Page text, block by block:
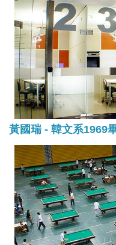
黃國瑞 - 韓文系1969